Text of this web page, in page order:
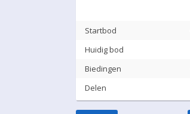
Startbod
Huidig bod
Biedingen
Delen